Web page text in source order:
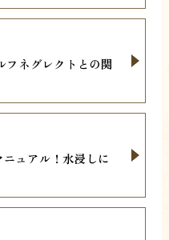
フネグレクトとの関
ュアル！水浸しに